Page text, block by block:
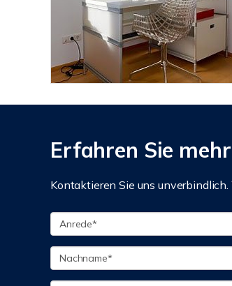
Erfahren Sie
Kontaktieren Sie uns unverbindlich.